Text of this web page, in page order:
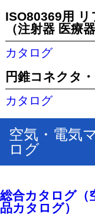
ISO80369用
（注射器 医療
カタログ
円錐コネクタ
カタログ
空気・電気
ログ
総合カタログ（
品カタログ）